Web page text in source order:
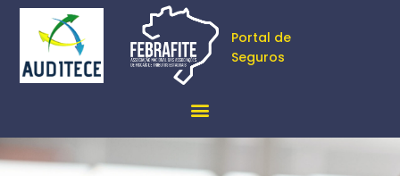
Portal de
Seguros